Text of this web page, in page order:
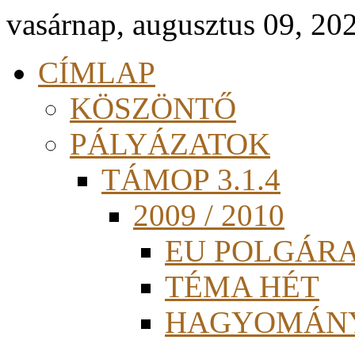
vasárnap, augusztus 09,
CÍMLAP
KÖSZÖNTŐ
PÁLYÁZATOK
TÁMOP 3.1.4
2009 / 2010
EU
TÉMA HÉT